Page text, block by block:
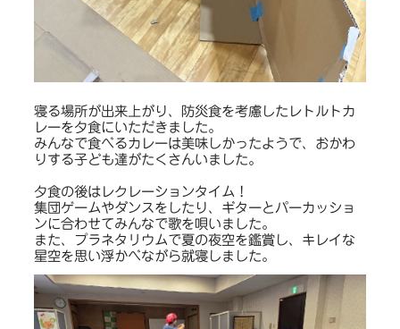
寝る場所が出来上がり、防災食を考慮したレトルトカ
レーを夕食にいただきました。
みんなで食べるカレーは美味しかったようで、おかわ
りする子ども達がたくさんいました。
夕食の後はレクレーションタイム！
集団ゲームやダンスをしたり、ギターとパーカッショ
ンに合わせてみんなで歌を唄いました。
また、プラネタリウムで夏の夜空を鑑賞し、キレイな
星空を思い浮かべながら就寝しました。